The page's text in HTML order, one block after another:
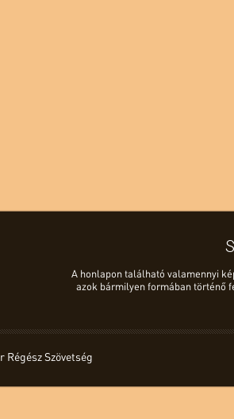
A honlapon található valamennyi
azok bármilyen formában történő
Régész Szövetség